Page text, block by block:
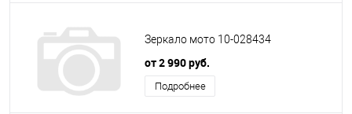
Зеркало мото 10-028434
от 2 990 руб.
Подробнее